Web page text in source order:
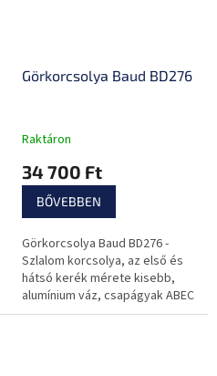
Görkorcsolya Baud BD276
Raktáron
34 700 Ft
BŐVEBBEN
Görkorcsolya Baud BD276 -
Szlalom korcsolya, az első és
hátsó kerék mérete kisebb,
alumínium váz, csapágyak ABEC
7